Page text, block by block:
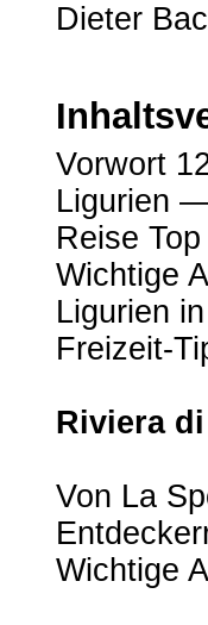
Dieter
Vorwort
Ligurien
Reise
Wichtige
Ligurien
Freizeit-
Riviera
Von La
Wichtige